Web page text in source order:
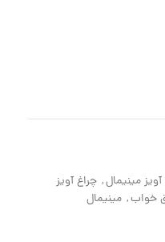
آویز مینیمال, چراغ آویز
خواب, مینیمال